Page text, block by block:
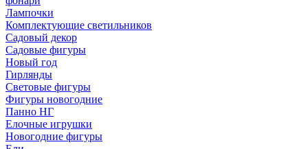
Лампочки
Комплектующие светильников
Садовый декор
Садовые фигуры
Новый год
Гирлянды
Световые фигуры
Фигуры новогодние
Панно НГ
Елочные игрушки
Новогодние фигуры